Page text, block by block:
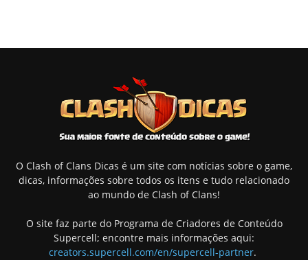
O Clash of Clans Dicas é um site com notícias sobre o game,
dicas, informações sobre todos os itens e tudo relacionado
ao mundo de Clash of Clans!
O site faz parte do Programa de Criadores de Conteúdo
Supercell; encontre mais informações aqui:
creators.supercell.com/en/supercell-partner.